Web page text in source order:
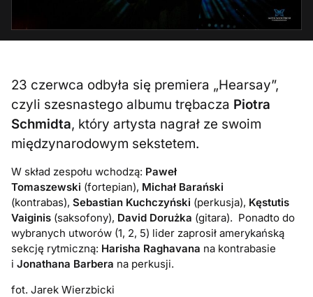
23 czerwca odbyła się premiera „Hearsay”,
czyli szesnastego albumu trębacza Piotra
Schmidta, który artysta nagrał ze swoim
międzynarodowym sekstetem.
W skład zespołu wchodzą: Paweł
Tomaszewski (fortepian), Michał Barański
(kontrabas),Sebastian Kuchczyński (perkusja), Kęstutis
Vaiginis (saksofony), David Dorużka (gitara). Ponadto do
wybranych utworów (1, 2, 5) lider zaprosił amerykańską
sekcję rytmiczną: Harisha Raghavana na kontrabasie
iJonathana Barbera na perkusji.
fot. Jarek Wierzbicki